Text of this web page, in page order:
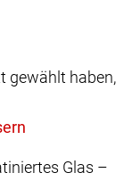
gewählt haben,
Glas –